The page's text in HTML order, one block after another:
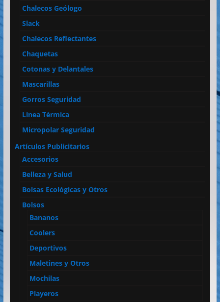
Chalecos Geólogo
Slack
Chalecos Reflectantes
Chaquetas
Cotonas y Delantales
Mascarillas
Gorros Seguridad
Línea Térmica
Micropolar Seguridad
Artículos Publicitarios
Accesorios
Belleza y Salud
Bolsas Ecológicas y Otros
Bolsos
Bananos
Coolers
Deportivos
Maletines y Otros
Mochilas
Playeros